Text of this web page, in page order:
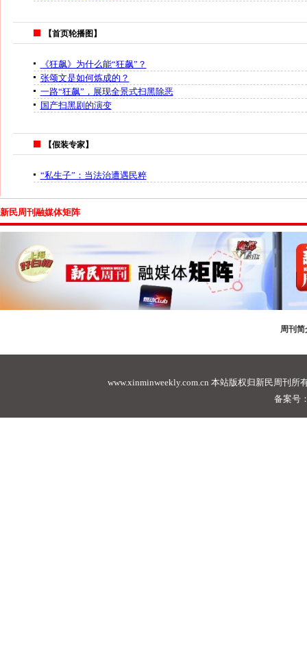
【首页轮播图】
《狂飙》为什么能“狂飙”？
张颂文是如何炼成的？
一路“狂飙”，展现全景式扫黑除恶
国产扫黑剧的演变
【假装专家】
“私生子”：当法治遭遇民粹
新民周刊融媒体矩阵
周刊简
www.xinminweekly.com.cn 本站版权归新民周刊所
备案号